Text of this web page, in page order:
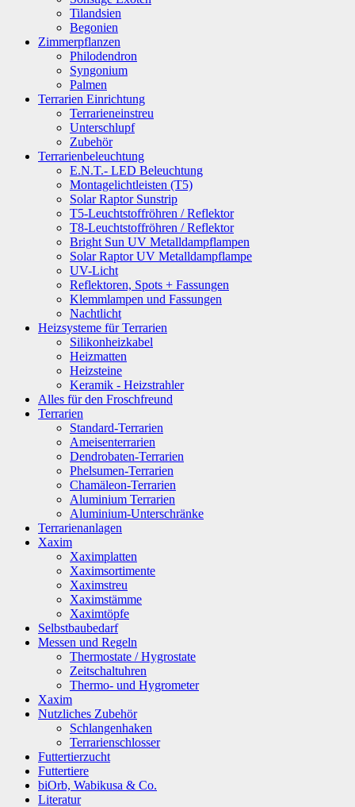
Tilandsien
Begonien
Zimmerpflanzen
Philodendron
Syngonium
Palmen
Terrarien Einrichtung
Terrarieneinstreu
Unterschlupf
Zubehör
Terrarienbeleuchtung
E.N.T.- LED Beleuchtung
Montagelichtleisten (T5)
Solar Raptor Sunstrip
T5-Leuchtstoffröhren / Reflektor
T8-Leuchtstoffröhren / Reflektor
Bright Sun UV Metalldampflampen
Solar Raptor UV Metalldampflampe
UV-Licht
Reflektoren, Spots + Fassungen
Klemmlampen und Fassungen
Nachtlicht
Heizsysteme für Terrarien
Silikonheizkabel
Heizmatten
Heizsteine
Keramik - Heizstrahler
Alles für den Froschfreund
Terrarien
Standard-Terrarien
Ameisenterrarien
Dendrobaten-Terrarien
Phelsumen-Terrarien
Chamäleon-Terrarien
Aluminium Terrarien
Aluminium-Unterschränke
Terrarienanlagen
Xaxim
Xaximplatten
Xaximsortimente
Xaximstreu
Xaximstämme
Xaximtöpfe
Selbstbaubedarf
Messen und Regeln
Thermostate / Hygrostate
Zeitschaltuhren
Thermo- und Hygrometer
Xaxim
Nutzliches Zubehör
Schlangenhaken
Terrarienschlosser
Futtertierzucht
Futtertiere
biOrb, Wabikusa & Co.
Literatur